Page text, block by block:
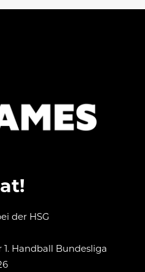
der HSG
Handball Bundesliga